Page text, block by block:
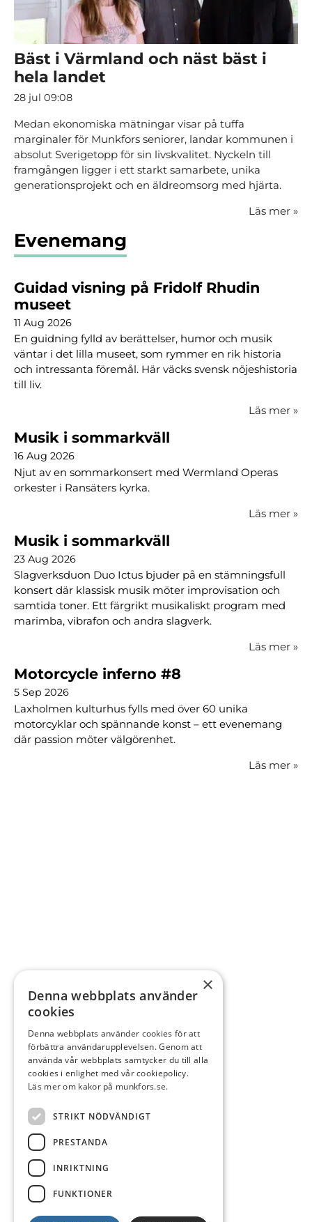
Bäst i Värmland och näst bäst i
hela landet
28 jul 09:08
Medan ekonomiska mätningar visar på tuffa
marginaler för Munkfors seniorer, landar kommunen i
absolut Sverigetopp för sin livskvalitet. Nyckeln till
framgången ligger i ett starkt samarbete, unika
generationsprojekt och en äldreomsorg med hjärta.
Läs mer »
Evenemang
Guidad visning på Fridolf Rhudin
museet
11 Aug 2026
En guidning fylld av berättelser, humor och musik
väntar i det lilla museet, som rymmer en rik historia
och intressanta föremål. Här väcks svensk nöjeshistoria
till liv.
Läs mer »
Musik i sommarkväll
16 Aug 2026
Njut av en sommarkonsert med Wermland Operas
orkester i Ransäters kyrka.
Läs mer »
Musik i sommarkväll
23 Aug 2026
Slagverksduon Duo Ictus bjuder på en stämningsfull
konsert där klassisk musik möter improvisation och
samtida toner. Ett färgrikt musikaliskt program med
marimba, vibrafon och andra slagverk.
Läs mer »
Motorcycle inferno #8
5 Sep 2026
Laxholmen kulturhus fylls med över 60 unika
motorcyklar och spännande konst – ett evenemang
där passion möter välgörenhet.
Läs mer »
×
Denna webbplats använder
cookies
Denna webbplats använder cookies för att
förbättra användarupplevelsen. Genom att
använda vår webbplats samtycker du till alla
cookies i enlighet med vår cookiepolicy.
Läs mer om kakor på munkfors.se.
STRIKT NÖDVÄNDIGT
PRESTANDA
INRIKTNING
FUNKTIONER